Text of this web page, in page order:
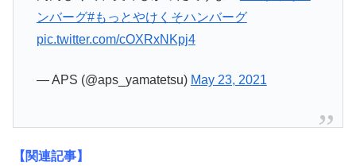
ンバーグ#もっとやけくそハンバーグ
pic.twitter.com/cOXRxNKpj4
— APS (@aps_yamatetsu) May 23, 2021
【関連記事】